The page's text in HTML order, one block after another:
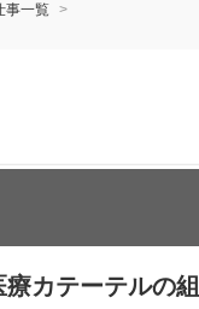
事一覧
カテーテルの組